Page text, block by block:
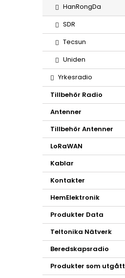
HanRongDa
SDR
Tecsun
Uniden
Yrkesradio
Tillbehör Radio
Antenner
Tillbehör Antenner
LoRaWAN
Kablar
Kontakter
HemElektronik
Produkter Data
Teltonika Nätverk
Beredskapsradio
Produkter som utgått